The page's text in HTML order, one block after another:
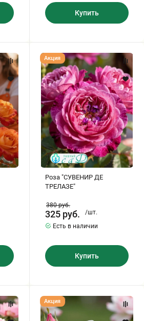
Купить
Роза
"СУВЕНИР
ДЕ
ТРЕЛАЗЕ"
Роза "СУВЕНИР ДЕ
ТРЕЛАЗЕ"
Акция
380руб.
325 руб.
/шт.
Есть в наличии
Купить
Роза
"САВЕЛ"
Акция